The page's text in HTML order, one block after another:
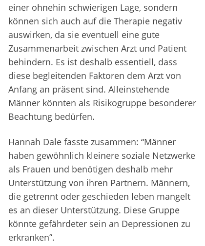
einer ohnehin schwierigen Lage, sondern
können sich auch auf die Therapie negativ
auswirken, da sie eventuell eine gute
Zusammenarbeit zwischen Arzt und Patient
behindern. Es ist deshalb essentiell, dass
diese begleitenden Faktoren dem Arzt von
Anfang an präsent sind. Alleinstehende
Männer könnten als Risikogruppe besonderer
Beachtung bedürfen.
Hannah Dale fasste zusammen: “Männer
haben gewöhnlich kleinere soziale Netzwerke
als Frauen und benötigen deshalb mehr
Unterstützung von ihren Partnern. Männern,
die getrennt oder geschieden leben mangelt
es an dieser Unterstützung. Diese Gruppe
könnte gefährdeter sein an Depressionen zu
erkranken”.